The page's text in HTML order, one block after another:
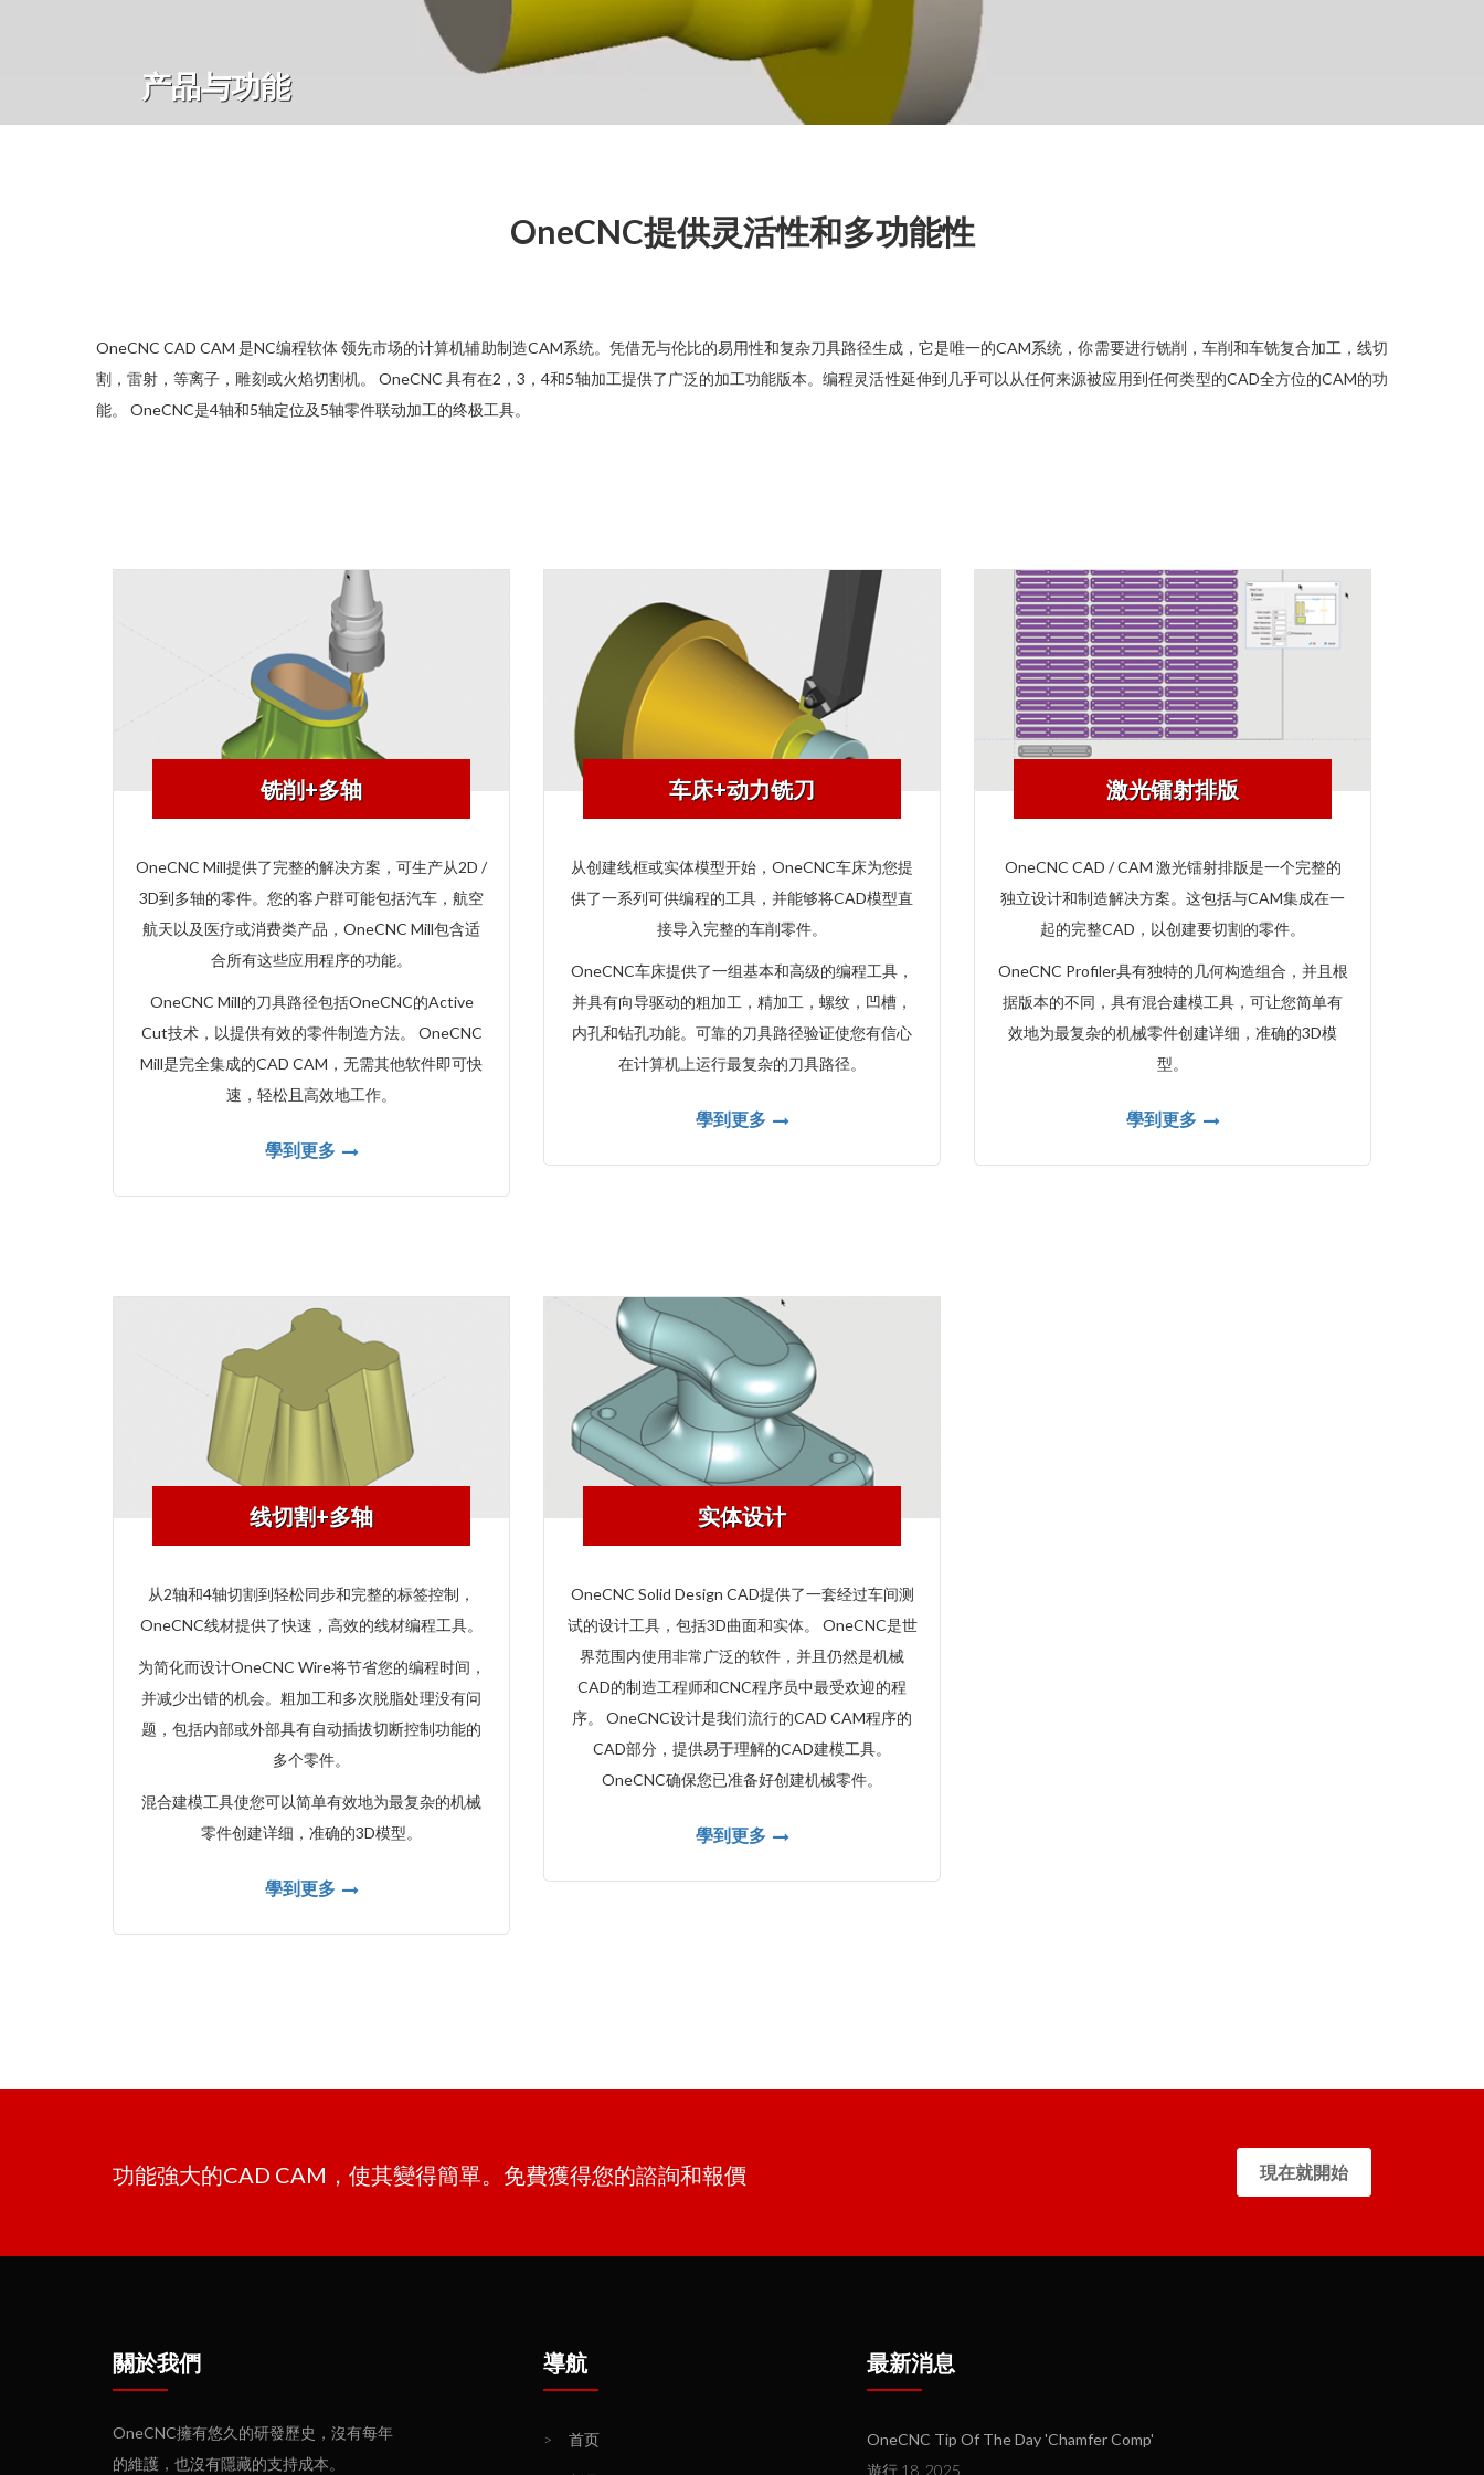
产品与功能
OneCNC提供灵活性和多功能性
OneCNC CAD CAM 是NC编程软体 领先市场的计算机辅助制造CAM系统。凭借无与伦比的易用性和复杂​​刀具路径生成，它是唯一的CAM系统，你需要进行铣削，车削和车铣复合加工，线切
割，雷射，等离子，雕刻或火焰切割机。 OneCNC 具有在2，3，4和5轴加工提供了广泛的加工功能版本。编程灵活性延伸到几乎可以从任何来源被应用到任何类型的CAD全方位的CAM的功
能。 OneCNC是4轴和5轴定位及5轴零件联动加工的终极工具。
铣削+多轴
OneCNC Mill提供了完整的解决方案，可生产从2D /
3D到多轴的零件。您的客户群可能包括汽车，航空
航天以及医疗或消费类产品，OneCNC Mill包含适
合所有这些应用程序的功能。
OneCNC Mill的刀具路径包括OneCNC的Active
Cut技术，以提供有效的零件制造方法。 OneCNC
Mill是完全集成的CAD CAM，无需其他软件即可快
速，轻松且高效地工作。
學到更多
车床+动力铣刀
从创建线框或实体模型开始，OneCNC车床为您提
供了一系列可供编程的工具，并能够将CAD模型直
接导入完整的车削零件。
OneCNC车床提供了一组基本和高级的编程工具，
并具有向导驱动的粗加工，精加工，螺纹，凹槽，
内孔和钻孔功能。可靠的刀具路径验证使您有信心
在计算机上运行最复杂的刀具路径。
學到更多
激光镭射排版
OneCNC CAD / CAM 激光镭射排版是一个完整的
独立设计和制造解决方案。这包括与CAM集成在一
起的完整CAD，以创建要切割的零件。
OneCNC Profiler具有独特的几何构造组合，并且根
据版本的不同，具有混合建模工具，可让您简单有
效地为最复杂的机械零件创建详细，准确的3D模
型。
學到更多
线切割+多轴
从2轴和4轴切割到轻松同步和完整的标签控制，
OneCNC线材提供了快速，高效的线材编程工具。
为简化而设计OneCNC Wire将节省您的编程时间，
并减少出错的机会。粗加工和多次脱脂处理没有问
题，包括内部或外部具有自动插拔切断控制功能的
多个零件。
混合建模工具使您可以简单有效地为最复杂的机械
零件创建详细，准确的3D模型。
學到更多
实体设计
OneCNC Solid Design CAD提供了一套经过车间测
试的设计工具，包括3D曲面和实体。 OneCNC是世
界范围内使用非常广泛的软件，并且仍然是机械
CAD的制造工程师和CNC程序员中最受欢迎的程
序。 OneCNC设计是我们流行的CAD CAM程序的
CAD部分，提供易于理解的CAD建模工具。
OneCNC确保您已准备好创建机械零件。
學到更多
功能強大的CAD CAM，使其變得簡單。免費獲得您的諮詢和報價 現在就開始
關於我們
OneCNC擁有悠久的研發歷史，沒有每年
的維護，也沒有隱藏的支持成本。
導航
> 首页
最新消息
OneCNC Tip Of The Day 'Chamfer Comp'
遊行 18, 2025